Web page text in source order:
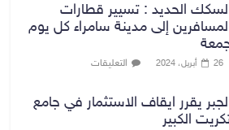
الحديد : تسيير قطارات
إلى مدينة سامراء كل يوم
26 أبريل، 2024 التعليقات
يقرر ايقاف الاستثمار في جامع
الكبير